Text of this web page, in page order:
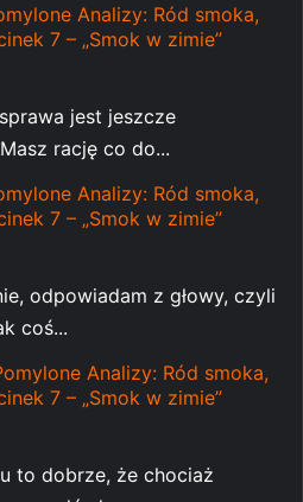
Analizy: Ród smoka,
7 – „Smok w zimie”
jest jeszcze
rację co do...
Analizy: Ród smoka,
7 – „Smok w zimie”
odpowiadam z głowy, czyli
coś...
Analizy: Ród smoka,
7 – „Smok w zimie”
to dobrze, że chociaż